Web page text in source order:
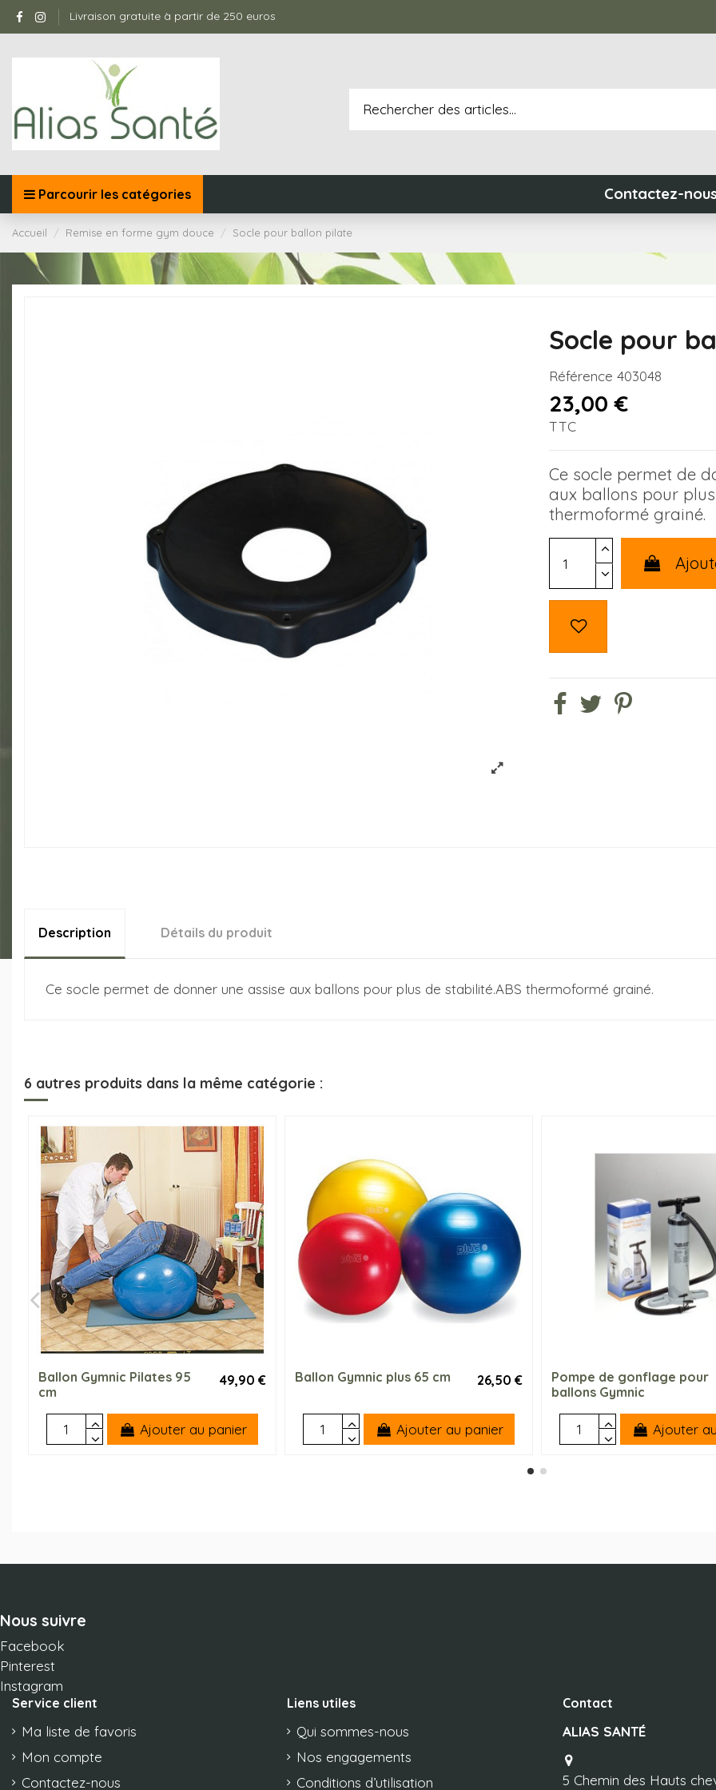
Livraison gratuite à partir de 250 euros
Parcourir les catégories Contactez-
Accueil Remise en forme gym douce Socle pour ballon pilate
Socle pour
Référence 403048
23,00 €
TTC
Ce socle permet de
aux ballons pour
thermoformé grainé.
Description Détails du produit
Ce socle permet de donner une assise aux ballons pour plus de stabilité.ABS thermoformé grainé.
6 autres produits dans la même catégorie :
Ballon Gymnic Pilates 95
cm
49,90 €
Ajouter au panier
Ballon Gymnic plus 65 cm 26,50 €
Ajouter au panier
Pompe de gonflage pour
ballons Gymnic
Ajouter
Nous suivre
Facebook
Pinterest
Instagram
Service client
Ma liste de favoris
Mon compte
Contactez-nous
Liens utiles
Qui sommes-nous
Nos engagements
Conditions d’utilisation
Contact
ALIAS SANTÉ
5 Chemin des Hauts